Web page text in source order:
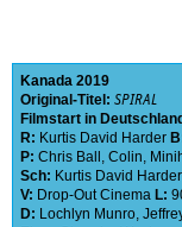
Kanada 2019
Original-Titel: SPIRAL
Filmstart in
R: Kurtis David Harder
P: Chris Ball Colin
Sch: Kurtis David Harder
V: Drop-Out Cinema L:
D: Lochlyn Munro